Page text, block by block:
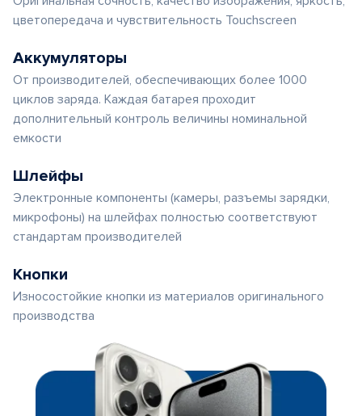
цветопередача и чувствительность Touchscreen
Аккумуляторы
От производителей, обеспечивающих более 1000
циклов заряда. Каждая батарея проходит
дополнительный контроль величины номинальной
емкости
Шлейфы
Электронные компоненты (камеры, разъемы зарядки,
микрофоны) на шлейфах полностью соответствуют
стандартам производителей
Кнопки
Износостойкие кнопки из материалов оригинального
производства